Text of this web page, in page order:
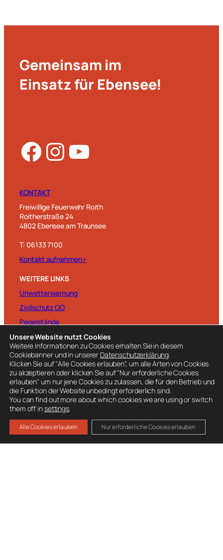
Gemeinsam im
Einsatz für Ebensee!
Facebook InstagramYouTube
KONTAKT
Freiwillige Feuerwehr Roith
Roitherstraße 24
4802 Ebensee am Traunsee
T: 06133 7100
Kontakt aufnehmen>
WEITERE LINKS
Unwetterwarnung
Zivilschutz OÖ
Pegelstände
Kachelmann-Wetter
Wetter Feuerkogel
BESUCHE AUCH
Ausrüstung
Mitglied werden
Unsere Website nutzt Cookies
Weitere Informationen zu Cookies erhalten Sie in diesem
Cookiebanner und in unserer Datenschutzerklärung.
Klicken Sie auf "Alle Cookies erlauben", um alle Arten von Cookies
zu akzeptieren oder klicken Sie auf "Nur erforderliche Cookies
erlauben" um nur jene Cookies zu zulassen, die für den Betrieb und
die Funktion der Website unbedingt erforderlich sind.
You can find out more about which cookies we are using or switch
them off insettings.
Alle Cookies erlauben Nur erforderliche Cookies erlauben